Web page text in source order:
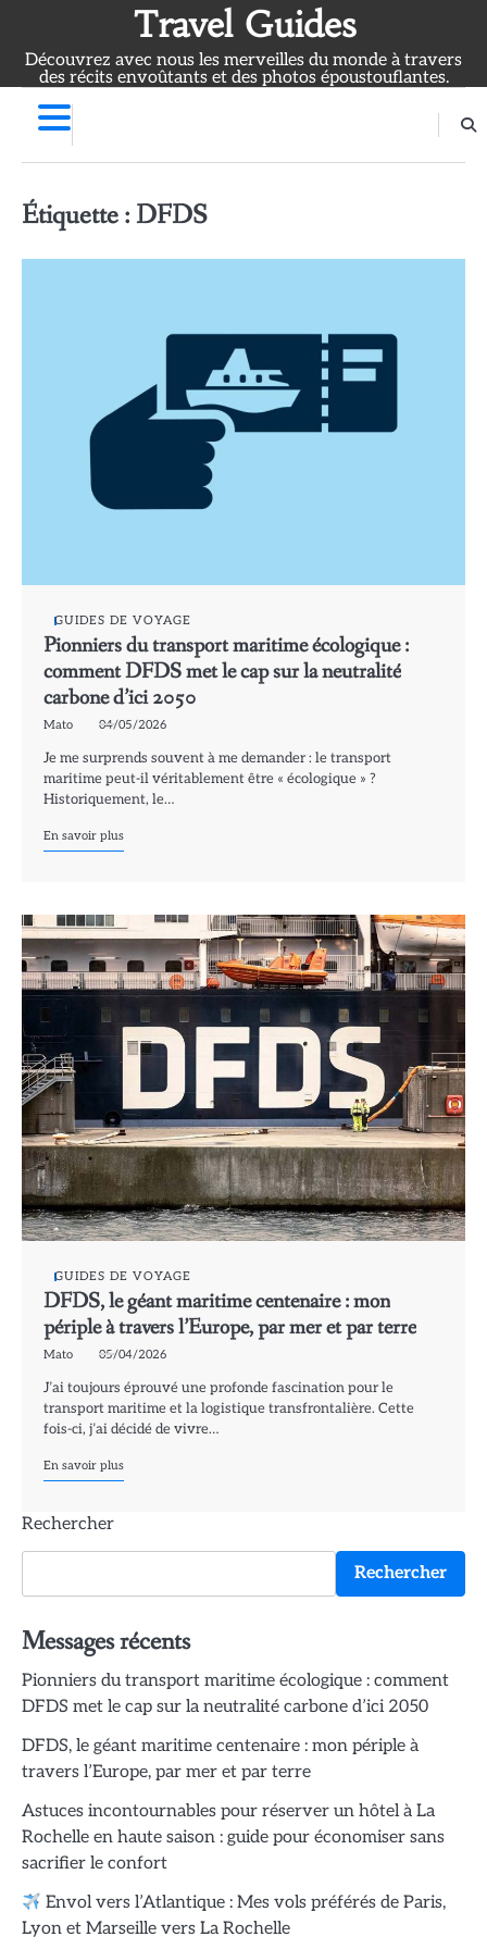
content
Travel Guides
Découvrez avec nous les merveilles du monde à travers
des récits envoûtants et des photos époustouflantes.
Étiquette : DFDS
GUIDES DE VOYAGE
Pionniers du transport maritime écologique :
comment DFDS met le cap sur la neutralité
carbone d’ici 2050
Mato 04/05/2026
Je me surprends souvent à me demander : le transport
maritime peut-il véritablement être « écologique » ?
Historiquement, le…
En savoir plus
GUIDES DE VOYAGE
DFDS, le géant maritime centenaire : mon
périple à travers l’Europe, par mer et par terre
Mato 05/04/2026
J’ai toujours éprouvé une profonde fascination pour le
transport maritime et la logistique transfrontalière. Cette
fois-ci, j’ai décidé de vivre…
En savoir plus
Rechercher
Rechercher
Messages récents
Pionniers du transport maritime écologique : comment
DFDS met le cap sur la neutralité carbone d’ici 2050
DFDS, le géant maritime centenaire : mon périple à
travers l’Europe, par mer et par terre
Astuces incontournables pour réserver un hôtel à La
Rochelle en haute saison : guide pour économiser sans
sacrifier le confort
Envol vers l’Atlantique : Mes vols préférés de Paris,
Lyon et Marseille vers La Rochelle